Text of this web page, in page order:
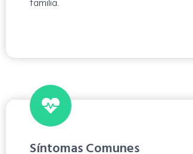
familia.
Síntomas Comunes